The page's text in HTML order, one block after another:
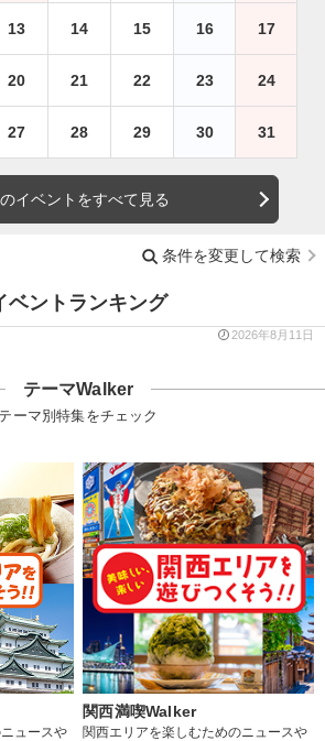
13 14 15 16 17
20 21 22 23 24
27 28 29 30 31
イベントをすべて見る
条件を変更して検索
ベントランキング
2026年8月11日
テーマWalker
テーマ別特集をチェック
ュースや
関西満喫Walker
関西エリアを楽しむためのニュースや